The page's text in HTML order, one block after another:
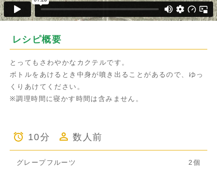
レシピ概要
とってもさわやかなカクテルです。
ボトルをあけるとき中身が噴き出ることがあるので、ゆっ
くりあけてください。
※調理時間に寝かす時間は含みません。
10分 数人前
グレープフルーツ 2個